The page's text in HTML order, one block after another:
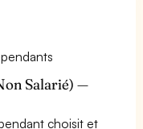
Salarié) —
choisit et